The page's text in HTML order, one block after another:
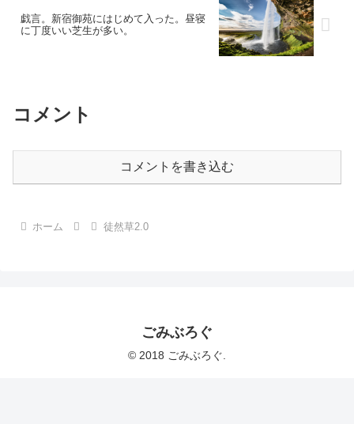
戯言。新宿御苑にはじめて入った。昼寝
に丁度いい芝生が多い。
コメント
コメントを書き込む
ホーム 徒然草2.0
ごみぶろぐ
© 2018 ごみぶろぐ.